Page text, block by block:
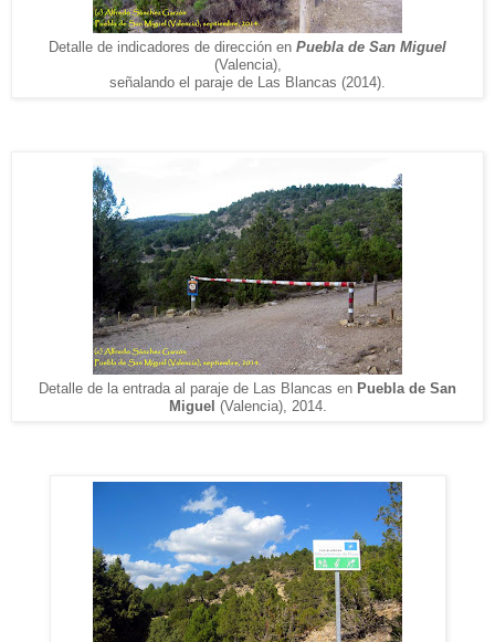
Detalle de indicadores de dirección en Puebla de San Miguel
(Valencia),
señalando el paraje de Las Blancas (2014).
Detalle de la entrada al paraje de Las Blancas en Puebla de San
Miguel (Valencia), 2014.